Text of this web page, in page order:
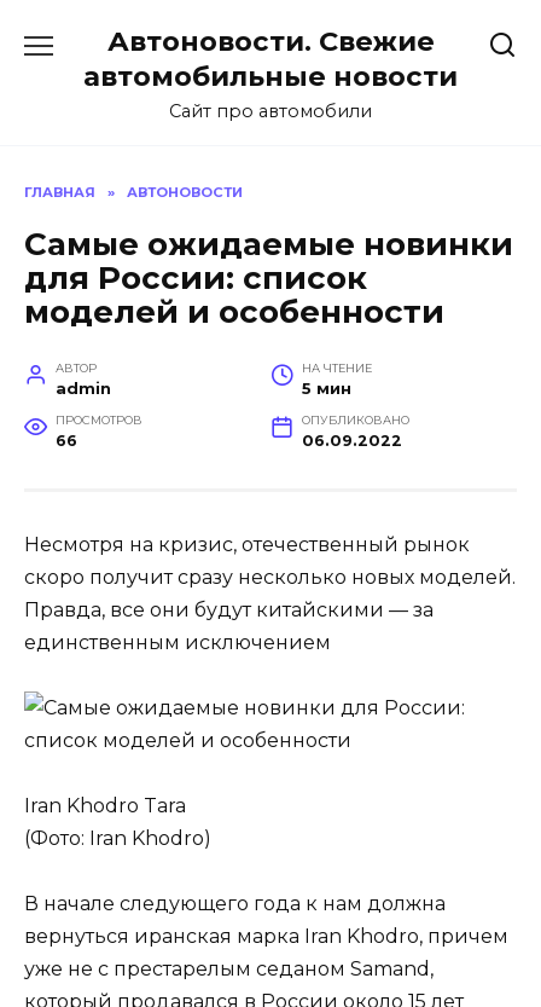
содержанию
Автоновости. Свежие
автомобильные новости
Сайт про автомобили
ГЛАВНАЯ » АВТОНОВОСТИ
Самые ожидаемые новинки
для России: список
моделей и особенности
АВТОР
admin
НА ЧТЕНИЕ
5 мин
ПРОСМОТРОВ
66
ОПУБЛИКОВАНО
06.09.2022
Несмотря на кризис, отечественный рынок
скоро получит сразу несколько новых моделей.
Правда, все они будут китайскими — за
единственным исключением
Iran Khodro Tara
(Фото: Iran Khodro)
В начале следующего года к нам должна
вернуться иранская марка Iran Khodro, причем
уже не с престарелым седаном Samand,
который продавался в России около 15 лет